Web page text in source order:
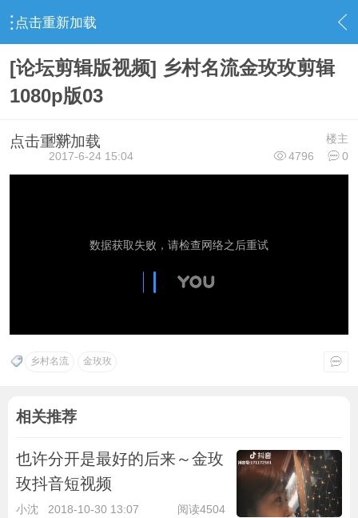
点击重新加载
› ◆玫 玫 作 品 展◆ › ｜∶玫玫影视作品∶｜ › ｜∶《乡村名
[论坛剪辑版视频] 乡村名流金玫玫剪辑
1080p版03
点击重新加载 楼主
小沈
4796
0
2017-6-24 15:04
乡村名流 金玫玫
相关推荐
也许分开是最好的后来～金玫
玫抖音短视频
小沈 2018-10-30 13:07 阅读4504